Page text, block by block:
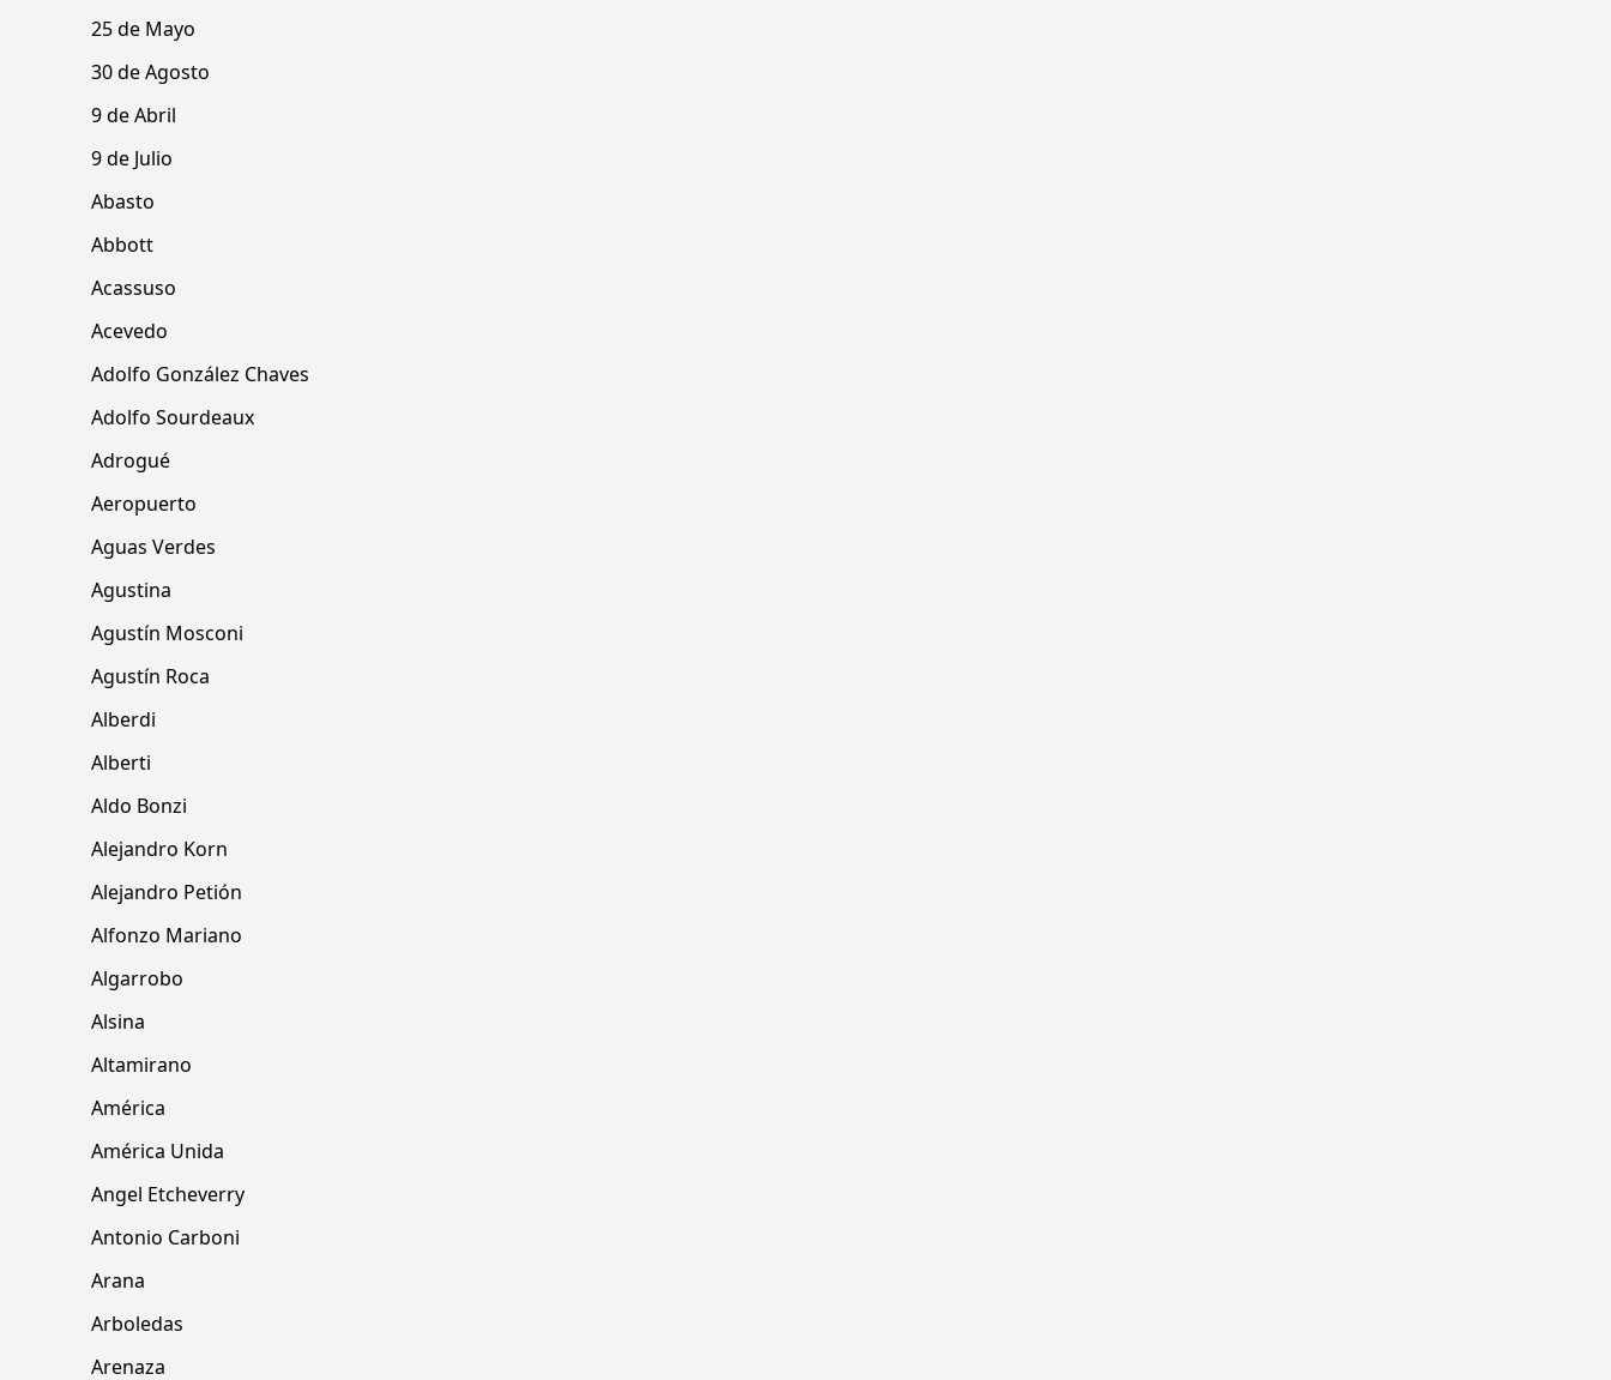
25 de Mayo
30 de Agosto
9 de Abril
9 de Julio
Abasto
Abbott
Acassuso
Acevedo
Adolfo González Chaves
Adolfo Sourdeaux
Adrogué
Aeropuerto
Aguas Verdes
Agustina
Agustín Mosconi
Agustín Roca
Alberdi
Alberti
Aldo Bonzi
Alejandro Korn
Alejandro Petión
Alfonzo Mariano
Algarrobo
Alsina
Altamirano
América
América Unida
Angel Etcheverry
Antonio Carboni
Arana
Arboledas
Arenaza